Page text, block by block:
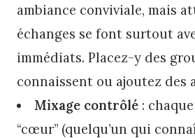
ambiance conviviale, mais
échanges se font surtout
immédiats. Placez-y des
connaissent ou ajoutez des
Mixage contrôlé :
“cœur” (quelqu’un qui